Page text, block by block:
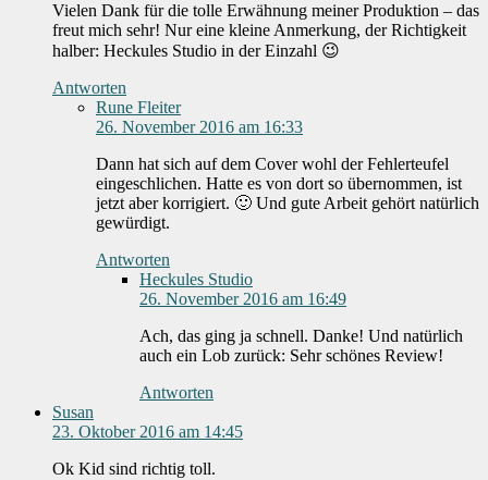
Vielen Dank für die tolle Erwähnung meiner Produktion – das
freut mich sehr! Nur eine kleine Anmerkung, der Richtigkeit
halber: Heckules Studio in der Einzahl 😉
Antworten
Rune Fleiter
26. November 2016 am 16:33
Dann hat sich auf dem Cover wohl der Fehlerteufel
eingeschlichen. Hatte es von dort so übernommen, ist
jetzt aber korrigiert. 🙂 Und gute Arbeit gehört natürlich
gewürdigt.
Antworten
Heckules Studio
26. November 2016 am 16:49
Ach, das ging ja schnell. Danke! Und natürlich
auch ein Lob zurück: Sehr schönes Review!
Antworten
Susan
23. Oktober 2016 am 14:45
Ok Kid sind richtig toll.